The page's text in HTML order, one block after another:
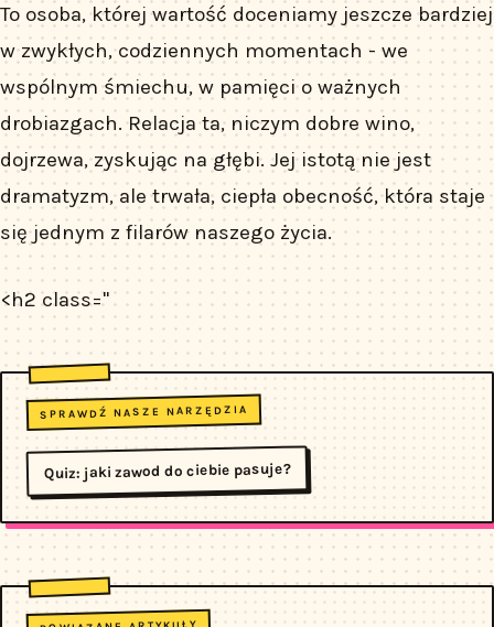
To osoba, której wartość doceniamy jeszcze bardziej
w zwykłych, codziennych momentach - we
wspólnym śmiechu, w pamięci o ważnych
drobiazgach. Relacja ta, niczym dobre wino,
dojrzewa, zyskując na głębi. Jej istotą nie jest
dramatyzm, ale trwała, ciepła obecność, która staje
się jednym z filarów naszego życia.
<h2 class="
SPRAWDŹ NASZE NARZĘDZIA
Quiz: jaki zawod do ciebie pasuje?